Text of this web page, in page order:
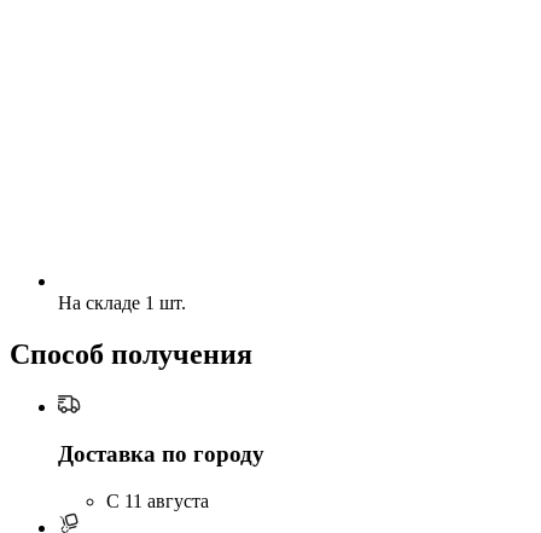
На складе 1 шт.
Способ получения
Доставка по городу
C 11 августа